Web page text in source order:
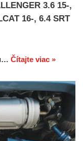
3.6 15-,
16-, 6.4 SRT
Čítajte viac »